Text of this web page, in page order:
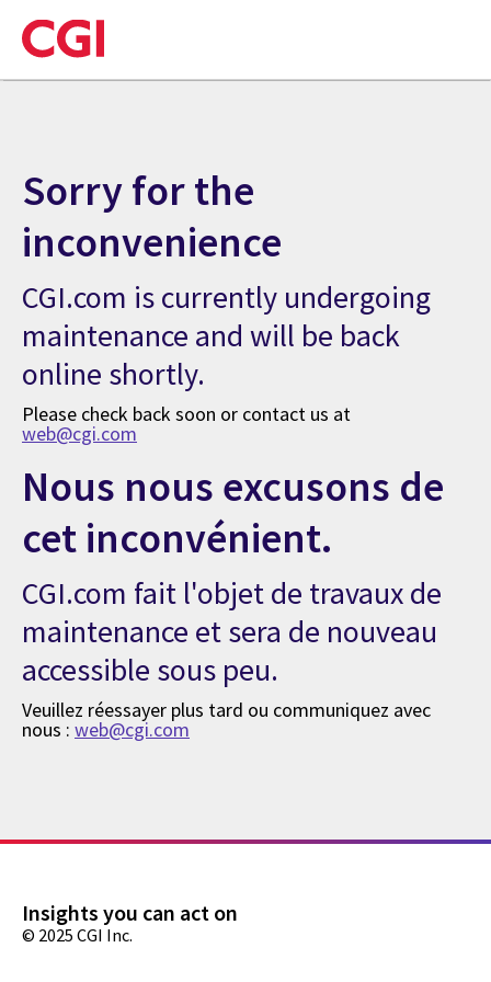
Sorry for the
inconvenience
CGI.com is currently undergoing
maintenance and will be back
online shortly.
Please check back soon or contact us at
web@cgi.com
Nous nous excusons de
cet inconvénient.
CGI.com fait l'objet de travaux de
maintenance et sera de nouveau
accessible sous peu.
Veuillez réessayer plus tard ou communiquez avec
nous : web@cgi.com
Insights you can act on
© 2025 CGI Inc.